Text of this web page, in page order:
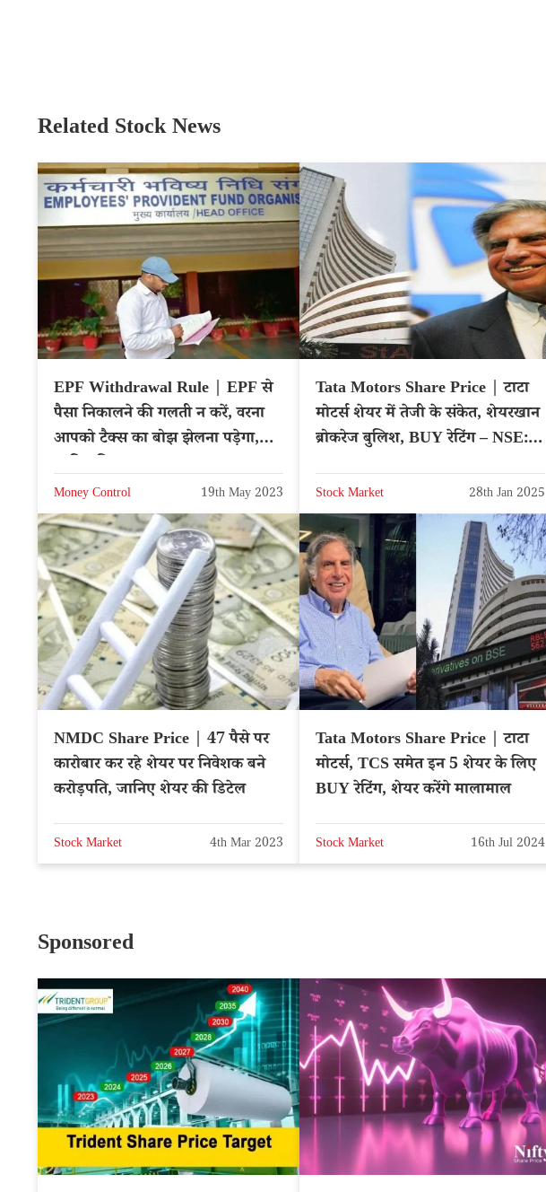
Related Stock News
EPF Withdrawal Rule | EPF से
पैसा निकालने की गलती न करें, वरना
आपको टैक्स का बोझ झेलना पड़ेगा,
Money Control 19th May 2023
Tata Motors Share Price | टाटा
मोटर्स शेयर में तेजी के संकेत, शेयरखान
ब्रोकरेज बुलिश, BUY रेटिंग – NSE:
Stock Market 28th Jan 2025
NMDC Share Price | 47 पैसे पर
कारोबार कर रहे शेयर पर निवेशक बने
करोड़पति, जानिए शेयर की डिटेल
Stock Market 4th Mar 2023
Tata Motors Share Price | टाटा
मोटर्स, TCS समेत इन 5 शेयर के लिए
BUY रेटिंग, शेयर करेंगे मालामाल
Stock Market 16th Jul 2024
Sponsored